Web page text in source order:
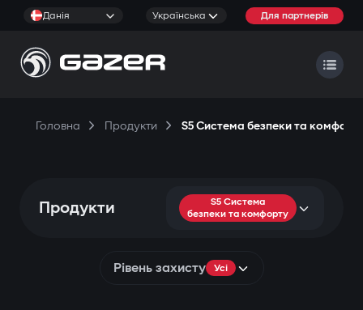
Данія Українська Для партнерів
Головна Продукти S5 Система безпеки та
Продукти
S5 Система
безпеки та комфорту
Рівень захисту Усі